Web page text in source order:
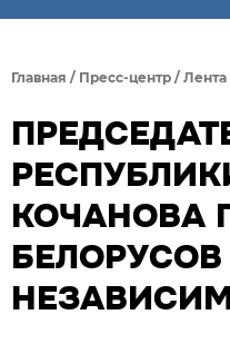
Главная / Пресс-центр / Лента
КОЧАНОВА